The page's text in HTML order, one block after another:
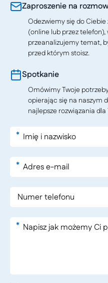
Zaproszenie na
Odezwiemy się do
(online lub przez
przeanalizujemy temat,
przed którym stoisz.
Spotkanie
Omówimy Twoje
opierając się na naszym
najlepsze rozwiązania
*
*
*